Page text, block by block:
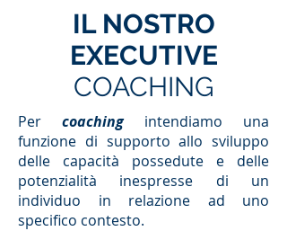
IL NOSTRO
EXECUTIVE
COACHING
Per coachingintendiamo una
funzione di supporto allo sviluppo
delle capacità possedute e delle
potenzialità inespresse di un
individuo in relazione ad uno
specifico contesto.